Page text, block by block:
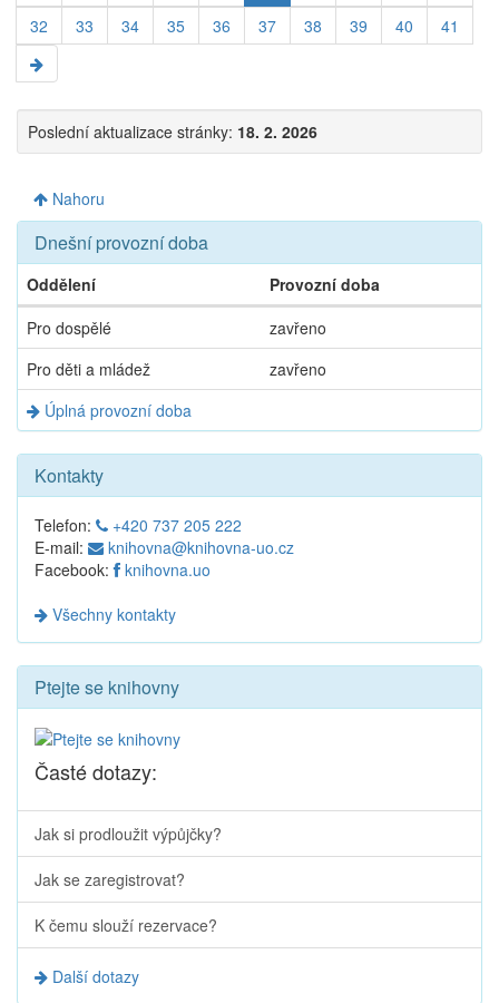
32
33 34 35 36 37 38 39 40 41
Poslední aktualizace stránky: 18. 2. 2026
Nahoru
Dnešní provozní doba
Dnešní
provozní
doba
Oddělení
Provozní doba
Pro dospělé
zavřeno
Pro děti a mládež
zavřeno
Úplná provozní doba
Kontakty
Telefon:
+420 737 205 222
E-mail:
knihovna@knihovna-uo.cz
Facebook: knihovna.uo
Všechny kontakty
Ptejte se knihovny
Časté dotazy:
Jak si prodloužit výpůjčky?
Jak se zaregistrovat?
K čemu slouží rezervace?
Další dotazy